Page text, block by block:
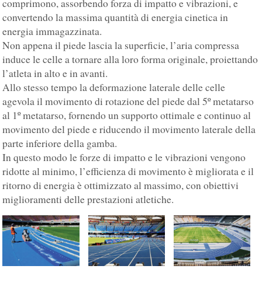
comprimono, assorbendo forza di impatto e vibrazioni, e
convertendo la massima quantità di energia cinetica in
energia immagazzinata.
Non appena il piede lascia la superficie, l’aria compressa
induce le celle a tornare alla loro forma originale, proiettando
l’atleta in alto e in avanti.
Allo stesso tempo la deformazione laterale delle celle
agevola il movimento di rotazione del piede dal 5º metatarso
al 1º metatarso, fornendo un supporto ottimale e continuo al
movimento del piede e riducendo il movimento laterale della
parte inferiore della gamba.
In questo modo le forze di impatto e le vibrazioni vengono
ridotte al minimo, l’efficienza di movimento è migliorata e il
ritorno di energia è ottimizzato al massimo, con obiettivi
miglioramenti delle prestazioni atletiche.